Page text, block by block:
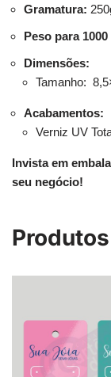
Gramatura:
Peso para
Dimensões:
Tamanho:
Acabamentos:
Verniz UV
Invista em
seu negócio!